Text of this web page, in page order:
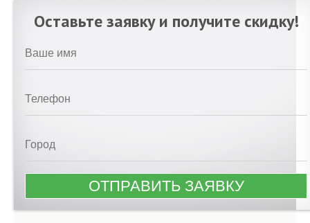
Оставьте заявку и получите скидку!